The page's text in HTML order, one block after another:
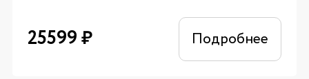
25599₽ Подробнее